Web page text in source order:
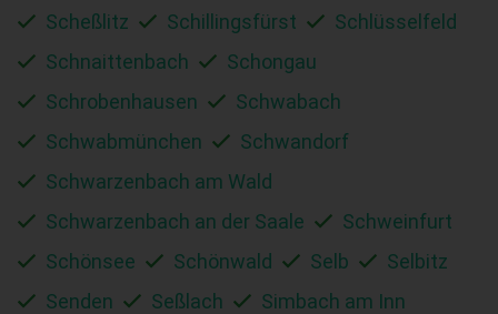
Scheßlitz
Schillingsfürst
Schlüsselfeld
Schnaittenbach
Schongau
Schrobenhausen
Schwabach
Schwabmünchen
Schwandorf
Schwarzenbach am Wald
Schwarzenbach an der Saale
Schweinfurt
Schönsee
Schönwald Selb
Selbitz
Senden
Seßlach
Simbach am Inn